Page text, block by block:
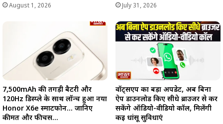
August 1, 2026 July 31, 2026
7,500mAh की तगड़ी बैटरी और
120Hz डिस्प्ले के साथ लॉन्च हुआ नया
Honor X6e स्मार्टफोन… जानिए
कीमत और फीचर्स…
वॉट्सएप का बड़ा अपडेट, अब बिना
ऐप डाउनलोड किए सीधे ब्राउजर से कर
सकेंगे ऑडियो-वीडियो कॉल, मिलेंगी
कई धांसू सुविधाएं